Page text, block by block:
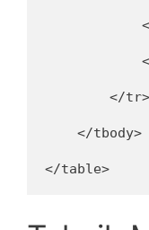
        </tr>
    </tbody>
</table>